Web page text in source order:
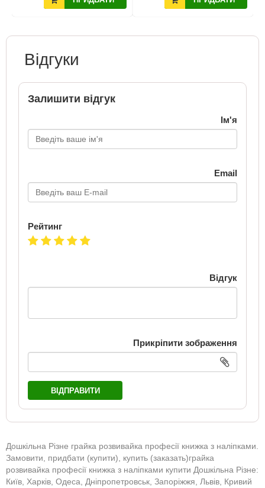
Відгуки
Залишити відгук
Ім'я
Email
Рейтинг
Відгук
Прикріпити зображення
ВІДПРАВИТИ
Дошкільна Різне грайка розвивайка професії книжка з наліпками.
Замовити, придбати (купити), купить (заказать)грайка
розвивайка професії книжка з наліпками купити Дошкільна Різне:
Київ, Харків, Одеса, Дніпропетровськ, Запоріжжя, Львів, Кривий